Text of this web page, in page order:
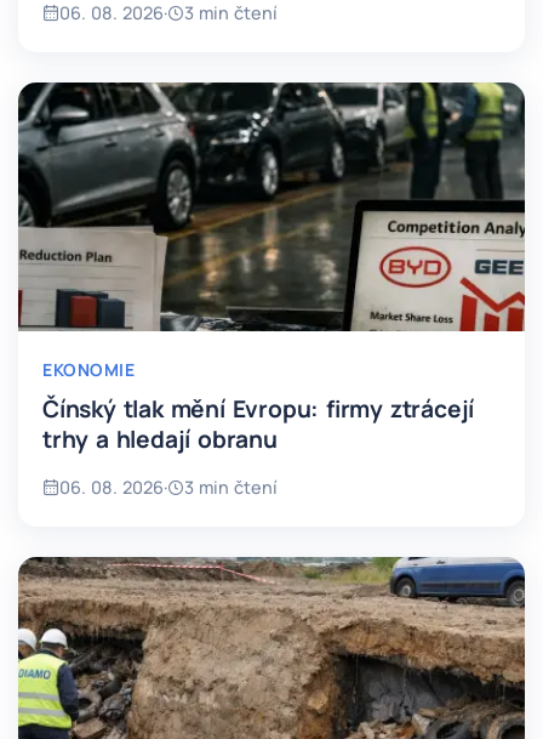
06. 08. 2026· 3 min čtení
EKONOMIE
Čínský tlak mění Evropu: firmy ztrácejí
trhy a hledají obranu
06. 08. 2026· 3 min čtení